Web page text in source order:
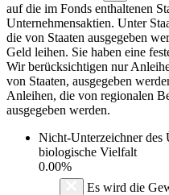
auf die im Fonds enthaltenen
Unternehmensaktien. Unter
die von Staaten ausgegeben
Geld leihen. Sie haben eine
Wir berücksichtigen nur
von Staaten, ausgegeben
Anleihen, die von regionalen
ausgegeben werden.
Nicht-Unterzeichner des
biologische Vielfalt
0.00%
Es wird die